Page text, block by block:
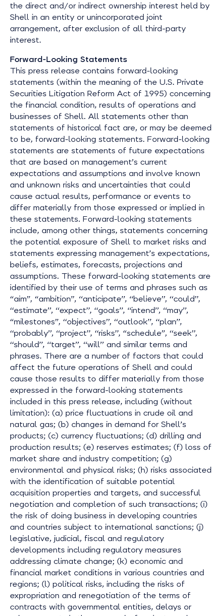
the direct and/or indirect ownership interest held by
Shell in an entity or unincorporated joint
arrangement, after exclusion of all third-party
interest.
Forward-Looking Statements
This press release contains forward-looking
statements (within the meaning of the U.S. Private
Securities Litigation Reform Act of 1995) concerning
the financial condition, results of operations and
businesses of Shell. All statements other than
statements of historical fact are, or may be deemed
to be, forward-looking statements. Forward-looking
statements are statements of future expectations
that are based on management’s current
expectations and assumptions and involve known
and unknown risks and uncertainties that could
cause actual results, performance or events to
differ materially from those expressed or implied in
these statements. Forward-looking statements
include, among other things, statements concerning
the potential exposure of Shell to market risks and
statements expressing management’s expectations,
beliefs, estimates, forecasts, projections and
assumptions. These forward-looking statements are
identified by their use of terms and phrases such as
“aim”, “ambition”, ‘‘anticipate’’, ‘‘believe’’, ‘‘could’’,
‘‘estimate’’, ‘‘expect’’, ‘‘goals’’, ‘‘intend’’, ‘‘may’’,
“milestones”, ‘‘objectives’’, ‘‘outlook’’, ‘‘plan’’,
‘‘probably’’, ‘‘project’’, ‘‘risks’’, “schedule”, ‘‘seek’’,
‘‘should’’, ‘‘target’’, ‘‘will’’ and similar terms and
phrases. There are a number of factors that could
affect the future operations of Shell and could
cause those results to differ materially from those
expressed in the forward-looking statements
included in this press release, including (without
limitation): (a) price fluctuations in crude oil and
natural gas; (b) changes in demand for Shell’s
products; (c) currency fluctuations; (d) drilling and
production results; (e) reserves estimates; (f) loss of
market share and industry competition; (g)
environmental and physical risks; (h) risks associated
with the identification of suitable potential
acquisition properties and targets, and successful
negotiation and completion of such transactions; (i)
the risk of doing business in developing countries
and countries subject to international sanctions; (j)
legislative, judicial, fiscal and regulatory
developments including regulatory measures
addressing climate change; (k) economic and
financial market conditions in various countries and
regions; (l) political risks, including the risks of
expropriation and renegotiation of the terms of
contracts with governmental entities, delays or